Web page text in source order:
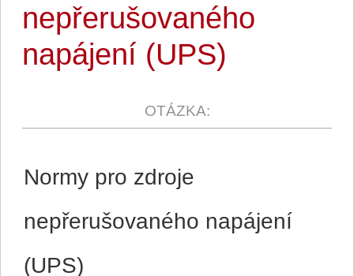
nepřerušovaného
napájení (UPS)
Normy pro zdroje
nepřerušovaného napájení
(UPS)